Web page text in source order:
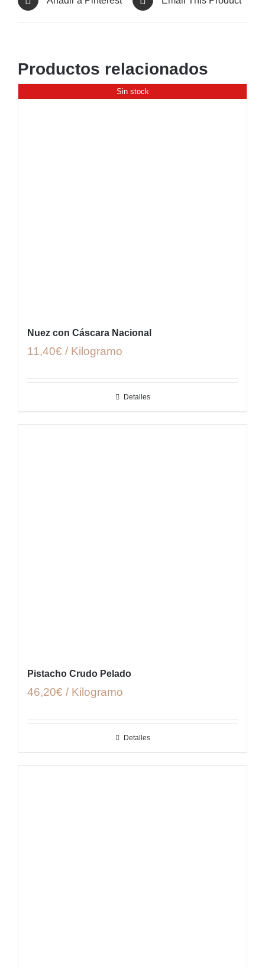
Productos relacionados
Sin stock
Nuez con Cáscara Nacional
11,40€ / Kilogramo
Detalles
Pistacho Crudo Pelado
46,20€ / Kilogramo
Detalles